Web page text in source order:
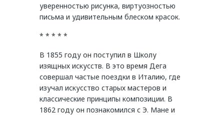
уверенностью рисунка, виртуозностью
письма и удивительным блеском красок.
* * * * *
В 1855 году он поступил в Школу
изящных искусств. В это время Дега
совершал частые поездки в Италию, где
изучал искусство старых мастеров и
классические принципы композиции. В
1862 году он познакомился с Э. Мане и